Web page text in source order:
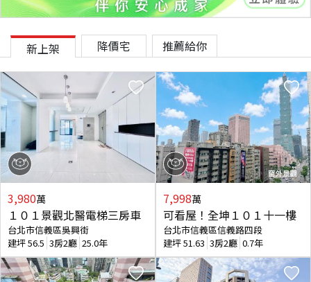
新上架 降價宅 推薦給你
3,980萬
１０１景觀北醫電梯三房車
台北市信義區吳興街
建坪56.5 3房2廳 25.0年
7,998萬
可看屋！全坤１０１十一樓
台北市信義區信義路四段
建坪51.63 3房2廳 0.7年